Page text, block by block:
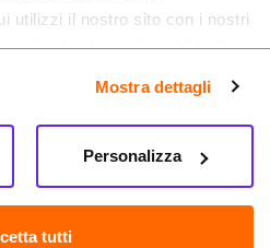
utilizzi il nostro sito con i nostri
dei dati web, pubblicità e
o che hanno raccolto dal
Mostra dettagli
tutti
Personalizza
NA-884088
128, 80147 Napoli